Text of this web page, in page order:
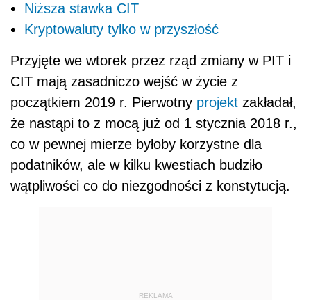
Niższa stawka CIT
Kryptowaluty tylko w przyszłość
Przyjęte we wtorek przez rząd zmiany w PIT i
CIT mają zasadniczo wejść w życie z
początkiem 2019 r. Pierwotny projekt zakładał,
że nastąpi to z mocą już od 1 stycznia 2018 r.,
co w pewnej mierze byłoby korzystne dla
podatników, ale w kilku kwestiach budziło
wątpliwości co do niezgodności z konstytucją.
REKLAMA